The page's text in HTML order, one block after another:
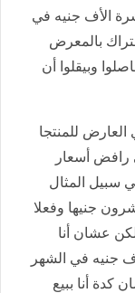
الأف جنيه في
بالمعرض
وبيقلوا أن
للمنتجا
رافض أسعار
سبيل المثال
سعرها 120 مائة وعشرون جنيها وفعلا
عشان أنا
جنيه في الشهر
كدة أنا ببيع